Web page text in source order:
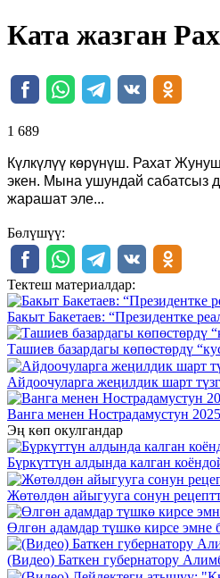
Ката жазган
1 689 ᠌ ᠌ ᠌ ᠌᠌ ᠌ ᠌᠌
Күлкүлүү көрүнүш. Рахат
экен. Мына ушундай сабатсыз
жарашат эле...
Бөлүшүү:
Тектеш материалдар:
Бакыт Бакетаев: “Президентке
Ташиев базардагы көпөстөрдү
Айдоочуларга жеңилдик шарт
Ванга менен Нострадамустун
Эң көп окулгандар
Бүркүттүн алдында калган
Жөтөлдөн айыгууга сонун
Өлгөн адамдар түшкө кирсе эмне
(Видео) Баткен губернатору